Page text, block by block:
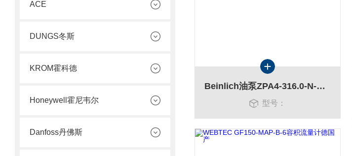
ACE
DUNGS冬斯
KROM霍科德
Honeywell霍尼韦尔
Danfoss丹佛斯
Beinlich油泵ZPA4-316.0-N-R-F/T厂家货源
型号：